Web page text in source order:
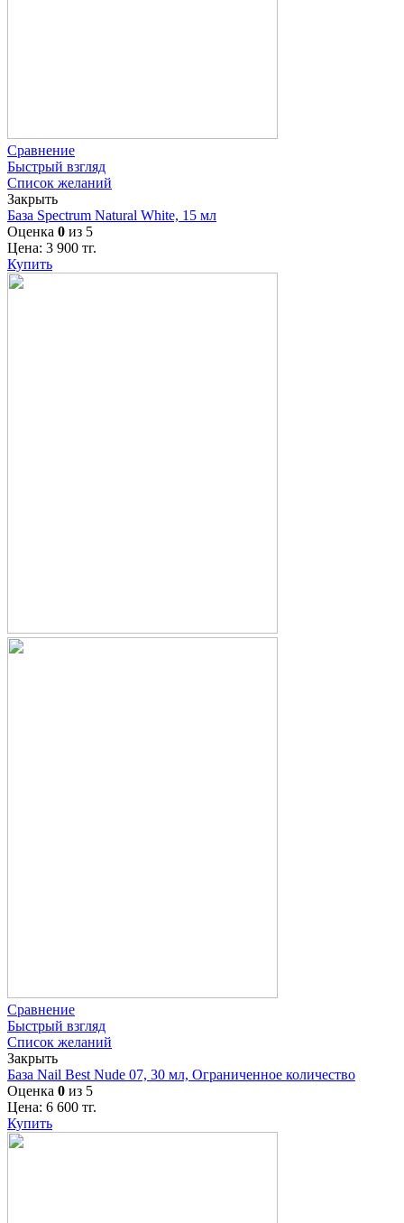
Сравнение
Быстрый взгляд
Список желаний
Закрыть
База Spectrum Natural White, 15 мл
Оценка 0 из 5
Цена: 3 900 тг.
Купить
Сравнение
Быстрый взгляд
Список желаний
Закрыть
База Nail Best Nude 07, 30 мл, Ограниченное количество
Оценка 0 из 5
Цена: 6 600 тг.
Купить